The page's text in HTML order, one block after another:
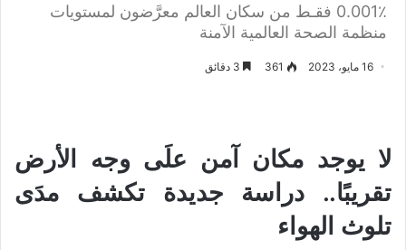
0.001٪ فقـط من سكان العالم معرَّضون لمستويات
منظمة الصحة العالمية الآمنة
16 مايو، 2023 361
لا يوجد مكان آمن علَى وجه الأرض
تقريبًا.. دراسة جديدة تكشف مدَى
تلوث الهواء